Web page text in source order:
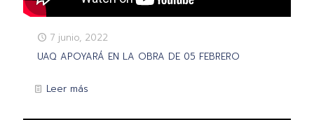
7 junio, 2022
UAQ APOYARÁ EN LA OBRA DE 05 FEBRERO
Leer más